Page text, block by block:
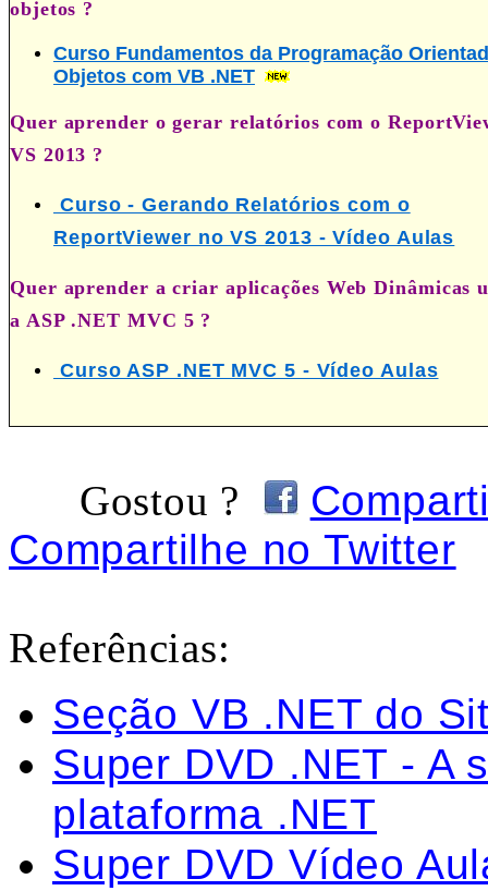
objetos ?
Curso Fundamentos da Programação
Objetos com VB .NET
Quer aprender o gerar relatórios com o
VS 2013 ?
Curso - Gerando Relatórios com o
ReportViewer no VS 2013 - Vídeo Aulas
Quer aprender a criar aplicações Web Dinâmicas
a ASP .NET MVC 5 ?
Curso ASP .NET MVC 5 - Vídeo Aulas
Gostou ?
Compartilhe no Twitter
Referências:
Seção VB .NET do
Super DVD .NET - A
plataforma .NET
Super DVD Vídeo